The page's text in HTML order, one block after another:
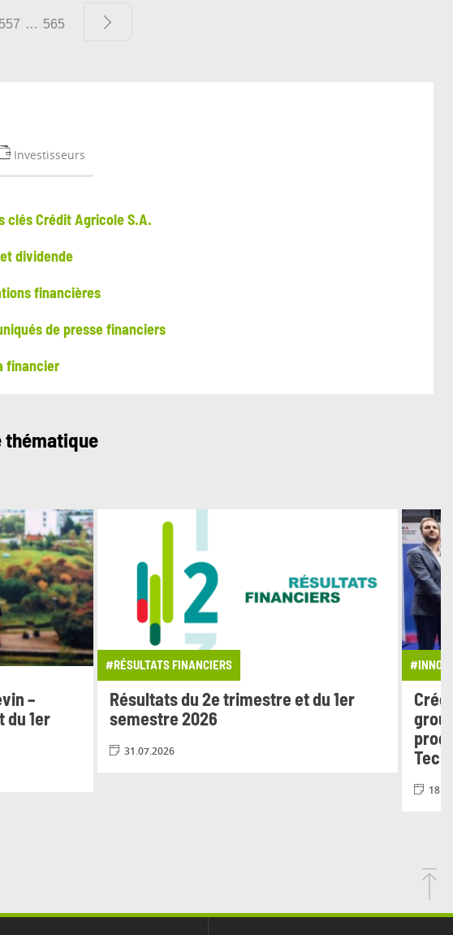
557 … 565
Investisseurs
clés Crédit Agricole S.A.
dividende
financières
de presse financiers
financier
thématique
–
du 1er
#RÉSULTATS FINANCIERS
Résultats du 2e trimestre et du 1er
semestre 2026
31.07.2026
Tech